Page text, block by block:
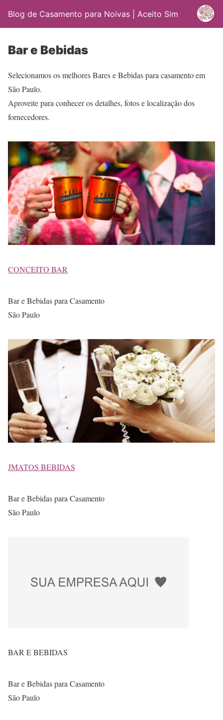
Blog de Casamento para Noivas | Aceito Sim
Bar e Bebidas
Selecionamos os melhores Bares e Bebidas para casamento em
São Paulo.
Aproveite para conhecer os detalhes, fotos e localização dos
fornecedores.
CONCEITO BAR
Bar e Bebidas para Casamento
São Paulo
JMATOS BEBIDAS
Bar e Bebidas para Casamento
São Paulo
BAR E BEBIDAS
Bar e Bebidas para Casamento
São Paulo